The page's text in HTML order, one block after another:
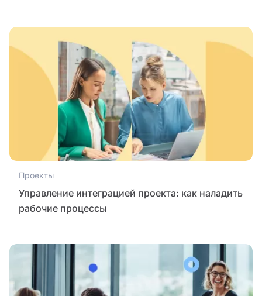
Проекты
Управление интеграцией проекта: как наладить
рабочие процессы